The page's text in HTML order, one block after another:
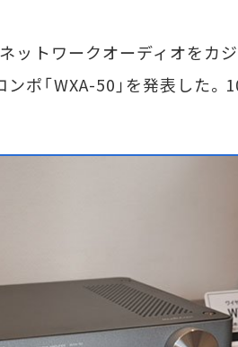
ットワークオーディオをカ
ポ「WXA-50」を発表した。